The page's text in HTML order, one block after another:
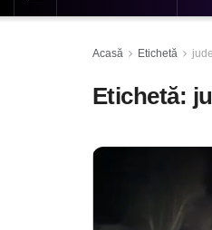
Acasă Etichetă
Etichetă: